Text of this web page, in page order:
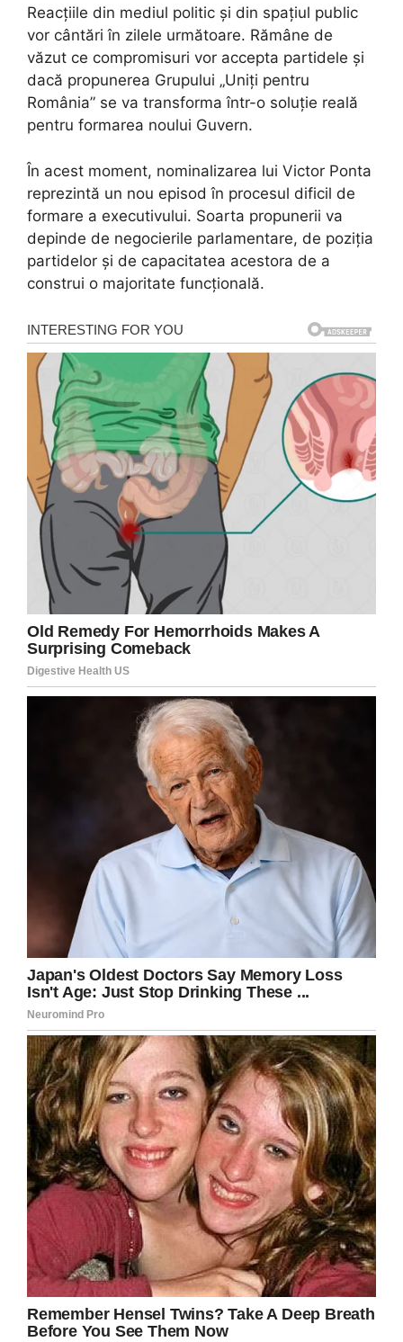
Reacțiile din mediul politic și din spațiul public
vor cântări în zilele următoare. Rămâne de
văzut ce compromisuri vor accepta partidele și
dacă propunerea Grupului „Uniți pentru
România” se va transforma într-o soluție reală
pentru formarea noului Guvern.
În acest moment, nominalizarea lui Victor Ponta
reprezintă un nou episod în procesul dificil de
formare a executivului. Soarta propunerii va
depinde de negocierile parlamentare, de poziția
partidelor și de capacitatea acestora de a
construi o majoritate funcțională.